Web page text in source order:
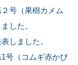
号（果樹カメム
した。
しました。
号（コムギ赤かび